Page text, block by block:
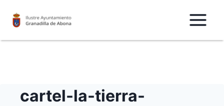
cartel-la-tierra-